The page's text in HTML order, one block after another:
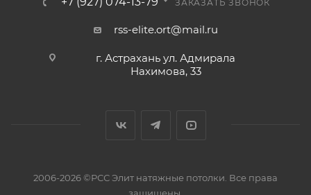
ЗАКАЗАТЬ ЗВОНОК
rss-elite.ort@mail.ru
г. Астрахань ул. Адмирала
Нахимова, 33
2006-2026 ©РСС Элит натяжные потолки. Все права
защищены.